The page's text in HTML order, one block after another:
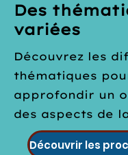
Des
variées
Découvrez les
thématiques
approfondir un
des aspects de